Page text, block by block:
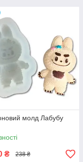
молд Лабубу
₴ 238 ₴